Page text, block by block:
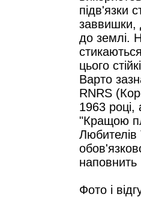
підв'язки
заввишки,
до землі.
цього
Варто
RNRS
1963 році,
"Кращою
Любителів
Фото і